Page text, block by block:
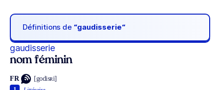
Définitions de “gaudisserie“
gaudisserie
nom féminin
FR [godisʀi]